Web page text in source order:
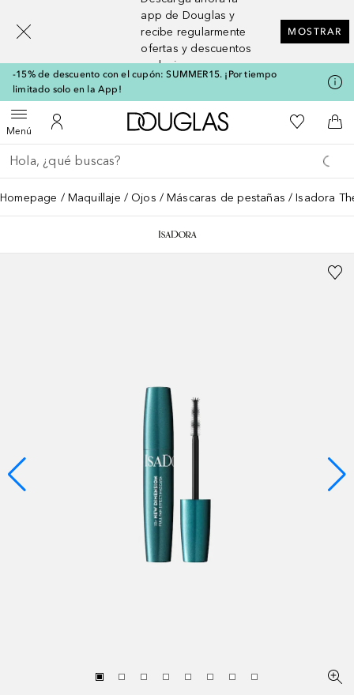
app de Douglas y
recibe regularmente
ofertas y descuentos
exclusivos
MOSTRAR
-15% de descuento con el cupón: SUMMER15. ¡Por tiempo
limitado solo en la App!
MenúAbrir menúMi cuenta
A Douglas HomeMi lista de
A
Regresar
Ejecutar búsqueda
Homepage Maquillaje Ojos Máscaras de pestañas Isadora
[navigation.slideout.screenreader]